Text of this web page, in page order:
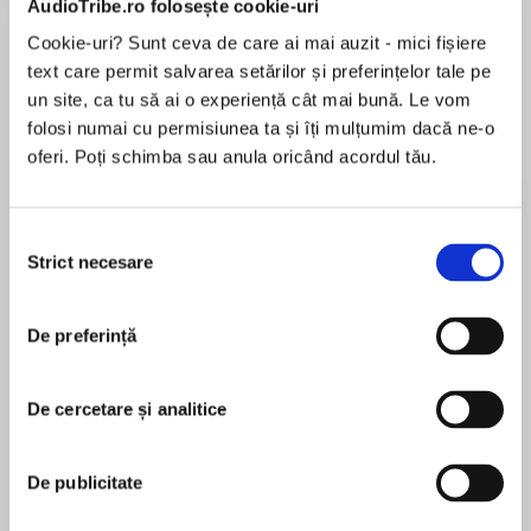
AudioTribe.ro folosește cookie-uri
Cookie-uri? Sunt ceva de care ai mai auzit - mici fișiere
text care permit salvarea setărilor și preferințelor tale pe
un site, ca tu să ai o experiență cât mai bună. Le vom
folosi numai cu permisiunea ta și îți mulțumim dacă ne-o
oferi. Poți schimba sau anula oricând acordul tău.
consimțământului
Strict necesare
De preferință
De cercetare și analitice
De publicitate
Desprecarte
READ BY EMILIA FOX. Melrose and Croc are two
irresistible new characters from the creator of
READ BY EMILIA FOX. Our endearing duo are
thrilled to be taking an exciting trip to town.
Little Green Croc just can’t wait to rush off into
slightly more worldly-wise Melrose advises
caution – the crowds are big and Croc is a very
small crocodile, and if they are not careful, he
might end up…LOST! Thankfully the friends are
pentru această carte
Emma Chichester Clark studied art at the Royal